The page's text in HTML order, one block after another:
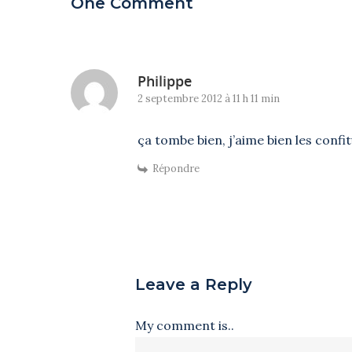
Philippe
2 septembre 2012 à 11 h 11 min
ça tombe bien, j’aime bien les
Répondre
Leave a Reply
My comment is..